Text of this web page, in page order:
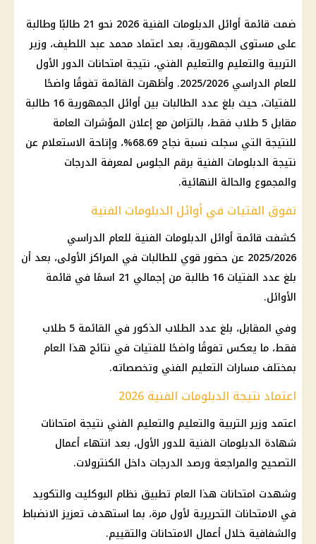
ضمت قائمة أوائل الدبلومات الفنية 2026 نحو 21 طالبًا وطالبة
على مستوى الجمهورية، بعد اعتماد محمد عبد اللطيف، وزير
التربية والتعليم والتعليم الفني، نتيجة امتحانات الدور الأول
للعام الدراسي 2025/2026. وأظهرت القائمة تفوقًا واضحًا
للفتيات، حيث بلغ عدد الطالبات بين أوائل الجمهورية 16 طالبة
مقابل 5 طلاب فقط، بالتزامن مع إعلان المؤشرات العامة
للنتيجة التي سجلت نسبة نجاح 68.69%، وإتاحة الاستعلام عن
نتيجة الدبلومات الفنية برقم الجلوس لمعرفة الدرجات
والمجموع والحالة النهائية.
تفوق الفتيات في أوائل الدبلومات الفنية
كشفت قائمة أوائل الدبلومات الفنية للعام الدراسي
2025/2026 عن حضور قوي للطالبات في المراكز الأولى، بعد أن
بلغ عدد الفتيات 16 طالبة من إجمالي 21 اسمًا في قائمة
الأوائل.
وفي المقابل، بلغ عدد الطلاب الذكور في القائمة 5 طلاب
فقط، ما يعكس تفوقًا واضحًا للفتيات في نتائج هذا العام
بمختلف مسارات التعليم الفني وتخصصاته.
اعتماد نتيجة الدبلومات الفنية 2026
اعتمد وزير التربية والتعليم والتعليم الفني نتيجة امتحانات
شهادة الدبلومات الفنية للدور الأول، بعد انتهاء أعمال
التصحيح والمراجعة ورصد الدرجات داخل الكنترولات.
وشهدت امتحانات هذا العام تطبيق نظام البوكليت والتكويد
في الامتحانات التحريرية لأول مرة، بما استهدف تعزيز الانضباط
والشفافية خلال أعمال الامتحانات والتقييم.